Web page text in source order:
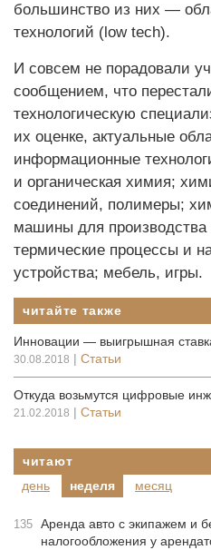
большинство из них —
технологий (low tech).
И совсем не порадовали
сообщением, что
технологическую
их оценке, актуальные
информационные
и органическая химия;
соединений, полимеры;
машины для производства
термические процессы и
устройства; мебель, игры.
читайте также
Инновации — выигрышная
30.08.2018 | Статьи
Откуда возьмутся цифровые
21.02.2018 | Статьи
читают
день
неделя месяц
135 Аренда авто с экипажем и
налогообложения у